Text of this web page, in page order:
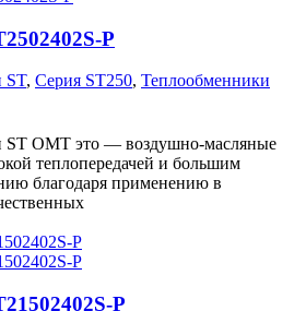
P
ST, Серия ST250, Теплообменники
ST OMT это — воздушно-масляные
теплопередачей и большим
благодаря применению в
P